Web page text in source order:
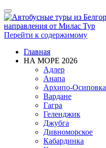
Показать/
Скрыть
навигацию
Перейти к содержимому
Главная
НА МОРЕ 2026
Адлер
Анапа
Архипо-Осиповка
Вардане
Гагра
Геленджик
Джубга
Дивноморское
Кабардинка